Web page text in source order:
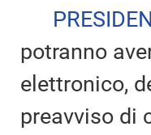
potranno
elettronico,
preavviso di